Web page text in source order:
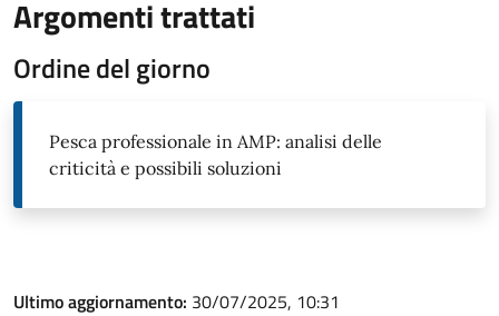
Argomenti trattati
Ordine del giorno
Pesca professionale in AMP: analisi delle
criticità e possibili soluzioni
Ultimo aggiornamento: 30/07/2025, 10:31